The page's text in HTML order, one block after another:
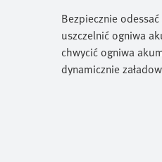
Bezpiecznie
uszczelnić ogniwa
chwycić ogniwa
dynamicznie